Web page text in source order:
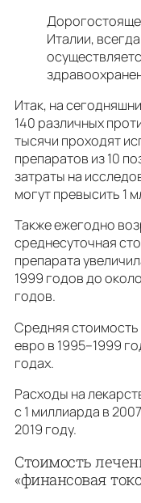
Италии,
Итак, на
140 различных
тысячи проходят
препаратов из 10
затраты на
могут превысить 1
Также ежегодно
среднесуточная
препарата
1999 годов до
годов.
Средняя стоимость
евро в 1995–1999
годах.
Расходы на
с 1 миллиарда в
2019 году.
Стоимость
«финансовая